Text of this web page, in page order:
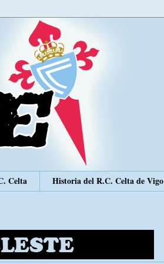
Celta Historia del R.C. Celta de Vigo